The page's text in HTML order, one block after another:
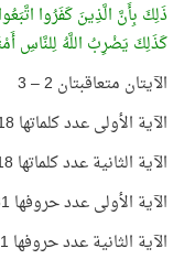
ذَلِكَ بِأَنَّ الَّذِينَ كَفَرُوا
كَذَلِكَ يَضْرِبُ اللَّهُ لِلنَّاسِ
الآيتان متعاقبتان 2 – 3
الآية الأولى عدد كلماتها 18 كلمة.
الآية الثانية عدد كلماتها 18 كلمة.
الآية الأولى عدد حروفها 81 حرفًا.
الآية الثانية عدد حروفها 81 حرفًا.